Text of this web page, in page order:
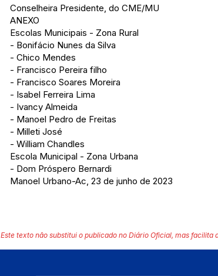
Conselheira Presidente, do CME/MU
ANEXO
Escolas Municipais - Zona Rural
- Bonifácio Nunes da Silva
- Chico Mendes
- Francisco Pereira filho
- Francisco Soares Moreira
- Isabel Ferreira Lima
- Ivancy Almeida
- Manoel Pedro de Freitas
- Milleti José
- William Chandles
Escola Municipal - Zona Urbana
- Dom Próspero Bernardi
Manoel Urbano-Ac, 23 de junho de 2023
Este texto não substitui o publicado no Diário Oficial, mas